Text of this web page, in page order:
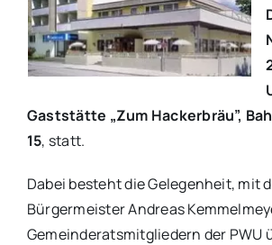
Gaststätte „Zum Hackerbräu”,
15, statt.
Dabei besteht die Gelegenheit, mit
Bürgermeister Andreas
Gemeinderatsmitgliedern der PWU